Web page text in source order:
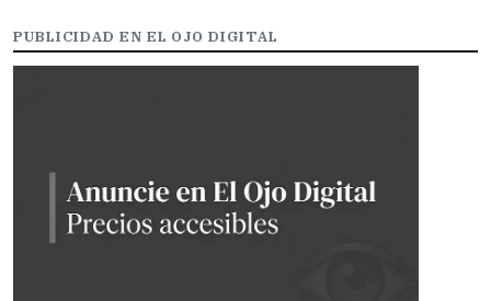
PUBLICIDAD EN EL OJO DIGITAL